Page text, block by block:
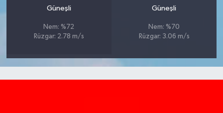
Güneşli
Nem: %72
Rüzgar: 2.78 m/s
Güneşli
Nem: %70
Rüzgar: 3.06 m/s